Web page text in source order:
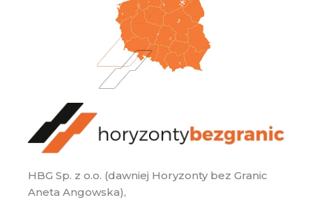
HBG Sp. z o.o. (dawniej Horyzonty bez Granic
Aneta Angowska),